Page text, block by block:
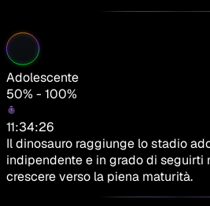
Adolescente
50% - 100%
11:34:26
Il dinosauro raggiunge lo stadio
indipendente e in grado di seguirti
crescere verso la piena maturità.